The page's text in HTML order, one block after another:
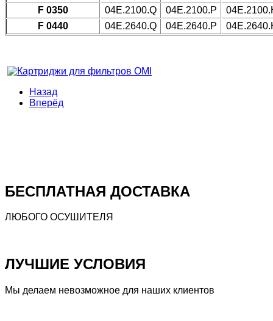
F 0350
04E.2100.Q 04E.2100.P
F 0440
04E.2640.Q 04E.2640.P
Назад
Вперёд
БЕСПЛАТНАЯ ДОСТАВКА
ЛЮБОГО ОСУШИТЕЛЯ
ЛУЧШИЕ УСЛОВИЯ
Мы делаем невозможное для наших клиентов